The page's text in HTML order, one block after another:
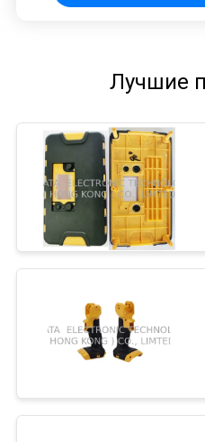
Лучшие